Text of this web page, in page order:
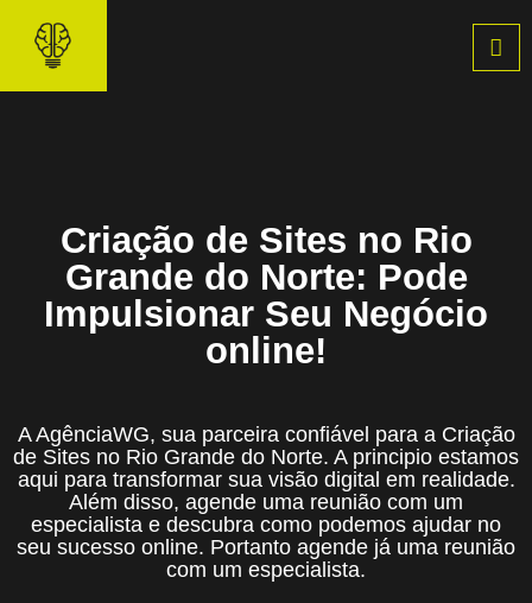
Pular
para
Criação de Sites no Rio
Grande do Norte: Pode
Impulsionar Seu Negócio
online!
A AgênciaWG, sua parceira confiável para a Criação
de Sites no Rio Grande do Norte. A principio estamos
aqui para transformar sua visão digital em realidade.
Além disso, agende uma reunião com um
especialista e descubra como podemos ajudar no
seu sucesso online. Portanto agende já uma reunião
com um especialista.